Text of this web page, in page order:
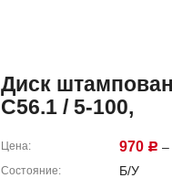
Диск
C56.1 / 5-100,
Цена 970 Р –
Состояние Б/У